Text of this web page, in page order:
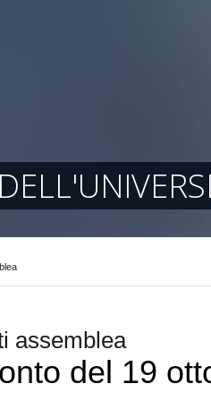
assemblea
del 19